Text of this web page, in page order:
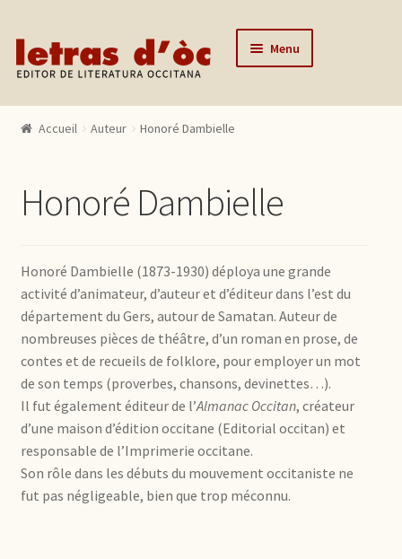
Aller à la navigation
Aller au contenu Menu
Catalogue
Actualités
Contact
Mon compte
Accueil Auteur Honoré Dambielle
Honoré Dambielle
Honoré Dambielle (1873-1930) déploya une grande
activité d’animateur, d’auteur et d’éditeur dans l’est du
département du Gers, autour de Samatan. Auteur de
nombreuses pièces de théâtre, d’un roman en prose, de
contes et de recueils de folklore, pour employer un mot
de son temps (proverbes, chansons, devinettes…).
Il fut également éditeur de l’Almanac Occitan, créateur
d’une maison d’édition occitane (Editorial occitan) et
responsable de l’Imprimerie occitane.
Son rôle dans les débuts du mouvement occitaniste ne
fut pas négligeable, bien que trop méconnu.